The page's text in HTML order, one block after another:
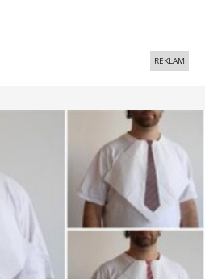
REKLAM